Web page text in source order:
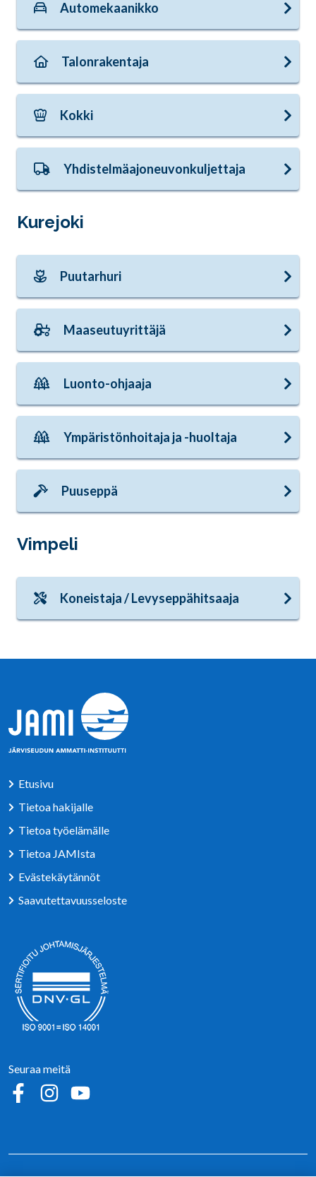
Automekaanikko
Talonrakentaja
Kokki
Yhdistelmäajoneuvonkuljettaja
Kurejoki
Puutarhuri
Maaseutuyrittäjä
Luonto-ohjaaja
Ympäristönhoitaja ja -huoltaja
Puuseppä
Vimpeli
Koneistaja / Levyseppähitsaaja
Etusivu
Tietoa hakijalle
Tietoa työelämälle
Tietoa JAMIsta
Evästekäytännöt
Saavutettavuusseloste
Seuraa meitä
Sosiaalinen media: facebook
Sosiaalinen media: instagram
Sosiaalinen media: youtube